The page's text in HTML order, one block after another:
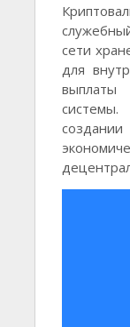
сети
для
выплаты
системы.